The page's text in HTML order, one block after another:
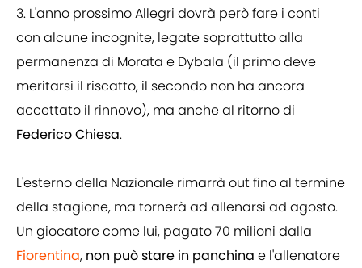
3. L'anno prossimo Allegri dovrà però fare i conti
con alcune incognite, legate soprattutto alla
permanenza di Morata e Dybala (il primo deve
meritarsi il riscatto, il secondo non ha ancora
accettato il rinnovo), ma anche al ritorno di
Federico Chiesa.
L'esterno della Nazionale rimarrà out fino al termine
della stagione, ma tornerà ad allenarsi ad agosto.
Un giocatore come lui, pagato 70 milioni dalla
Fiorentina, non può stare in panchina e l'allenatore